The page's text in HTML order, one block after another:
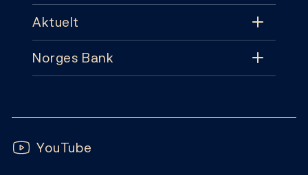
Tema
Pengepolitikk
Sedler og mynter
Aktuelt
Aktuelt
Publikasjoner
Norges Bank
Abonnement
Følg oss:
YouTube